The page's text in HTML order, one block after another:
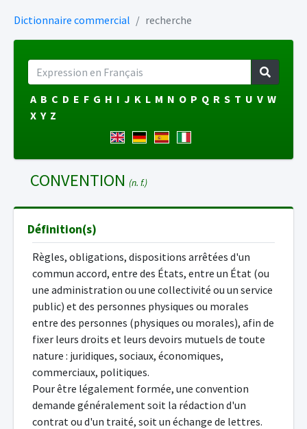
Dictionnaire commercial recherche
A B C D E F G H I J K L M N O P Q R S T U V W
X Y Z
CONVENTION (n. f.)
Définition(s)
Règles, obligations, dispositions arrêtées d'un
commun accord, entre des États, entre un État (ou
une administration ou une collectivité ou un service
public) et des personnes physiques ou morales
entre des personnes (physiques ou morales), afin de
fixer leurs droits et leurs devoirs mutuels de toute
nature : juridiques, sociaux, économiques,
commerciaux, politiques.
Pour être légalement formée, une convention
demande généralement soit la rédaction d'un
contrat ou d'un traité, soit un échange de lettres.